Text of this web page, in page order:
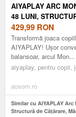
AIYAPLAY ARC
48 LUNI,
BALANSOAR CU
429,99 RON
Transformă joaca
AIYAPLAY! Ușor
balansoar, arcul Mon...
aiyaplay, pentru copii,
aosom.ro
Similar cu AIYAPLAY
Structură de Cățărare,